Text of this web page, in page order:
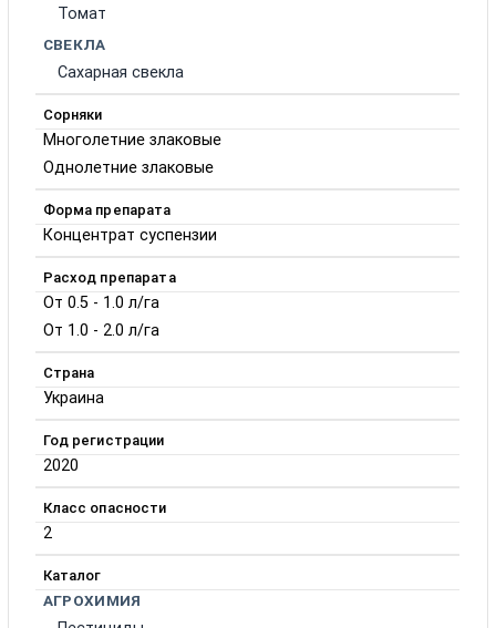
Томат
СВЕКЛА
Сахарная свекла
Сорняки
Многолетние злаковые
Однолетние злаковые
Форма препарата
Концентрат суспензии
Расход препарата
От 0.5 - 1.0 л/га
От 1.0 - 2.0 л/га
Страна
Украина
Год регистрации
2020
Класс опасности
2
Каталог
АГРОХИМИЯ